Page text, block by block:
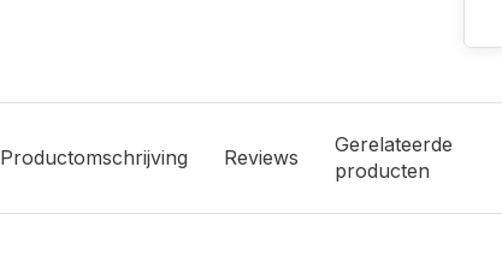
Productomschrijving Reviews
Gerelateerde
producten